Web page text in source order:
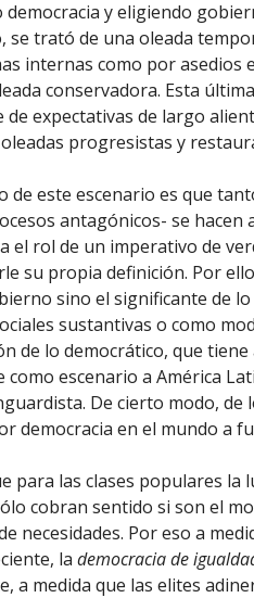
democracia y eligiendo
se trató de una oleada
internas como por asedios
conservadora. Esta
expectativas de largo
progresistas y
de este escenario es que
antagónicos- se hacen
el rol de un imperativo de
su propia definición. Por
sino el significante de
sustantivas o como
de lo democrático, que
como escenario a América
De cierto modo, de
democracia en el mundo a
para las clases populares
cobran sentido si son el
necesidades. Por eso a
la democracia de
a medida que las elites